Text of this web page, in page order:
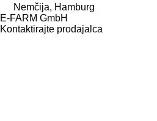
Nemčija, Hamburg
E-FARM GmbH
Kontaktirajte prodajalca